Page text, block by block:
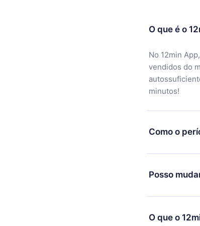
O que é o
No 12min
vendidos do
minutos!
Como o
Você pode
motivo não
equipe de
Posso
Sim, mas a
exemplo, se
O que o